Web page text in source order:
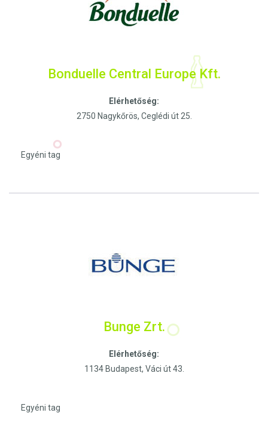
Bonduelle Central Europe Kft.
Elérhetőség:
2750 Nagykőrös, Ceglédi út 25.
Egyéni tag
Bunge Zrt.
Elérhetőség:
1134 Budapest, Váci út 43.
Egyéni tag